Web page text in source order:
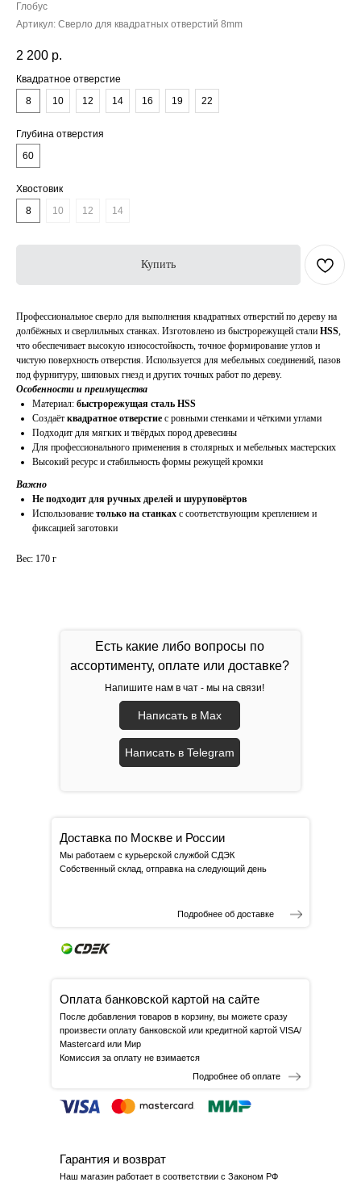
Глобус
Артикул: Сверло для квадратных отверстий 8mm
2 200 р.
Квадратное отверстие
8
10 12 14 16 19 22
Глубина отверстия
60
Хвостовик
8
10 12 14
Купить
Профессиональное сверло для выполнения квадратных отверстий по дереву на
долбёжных и сверлильных станках. Изготовлено из быстрорежущей стали HSS,
что обеспечивает высокую износостойкость, точное формирование углов и
чистую поверхность отверстия. Используется для мебельных соединений, пазов
под фурнитуру, шиповых гнезд и других точных работ по дереву.
Особенности и преимущества
Материал: быстрорежущая сталь HSS
Создаёт квадратное отверстие с ровными стенками и чёткими углами
Подходит для мягких и твёрдых пород древесины
Для профессионального применения в столярных и мебельных мастерских
Высокий ресурс и стабильность формы режущей кромки
Важно
Не подходит для ручных дрелей и шуруповёртов
Использование только на станках с соответствующим креплением и
фиксацией заготовки
Вес: 170 г
Есть какие либо вопросы по
ассортименту, оплате или доставке?
Напишите нам в чат - мы на связи!
Написать в Max
Написать в Telegram
Доставка по Москве и России
Мы работаем с курьерской службой СДЭК
Собственный склад, отправка на следующий день
Подробнее об доставке
Оплата банковской картой на сайте
После добавления товаров в корзину, вы можете сразу
произвести оплату банковской или кредитной картой VISA/
Mastercard или Мир
Комиссия за оплату не взимается
Подробнее об оплате
Гарантия и возврат
Наш магазин работает в соответствии с Законом РФ